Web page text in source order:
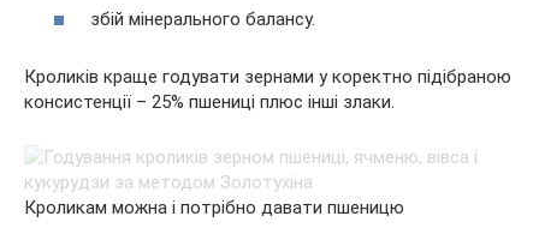
збій мінерального балансу.
Кроликів краще годувати зернами у коректно підібраною
консистенції – 25% пшениці плюс інші злаки.
Кроликам можна і потрібно давати пшеницю